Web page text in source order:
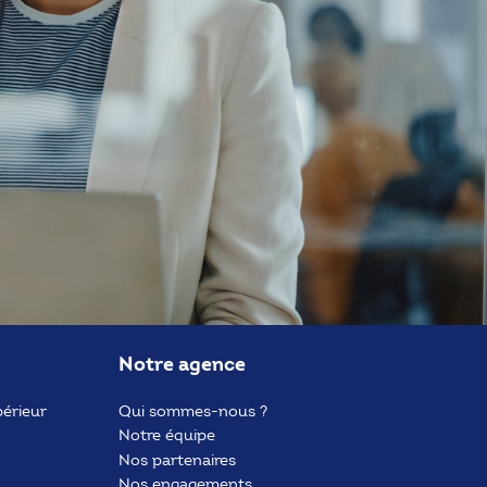
Notre agence
Qui sommes-nous ?
Notre équipe
Nos partenaires